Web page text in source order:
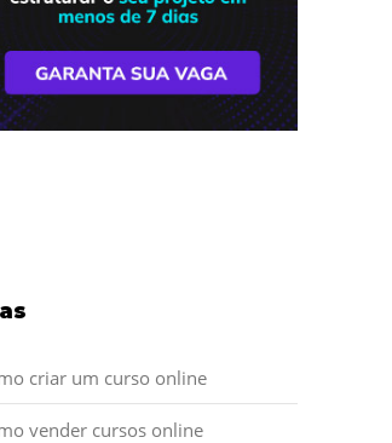
criar um curso online
vender cursos online